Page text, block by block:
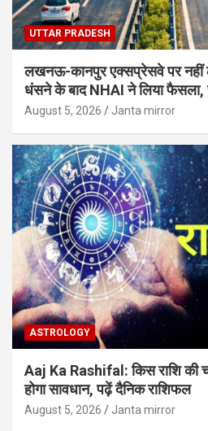
UTTAR PRADESH
लखनऊ-कानपुर एक्सप्रेसवे पर नहीं
धंसने के बाद NHAI ने लिया फैसला,
August 5, 2026 Janta mirror
ASTROLOGY
Aaj Ka Rashifal: किस राशि की
होगा सावधान, पढ़ें दैनिक राशिफल
August 5, 2026 Janta mirror